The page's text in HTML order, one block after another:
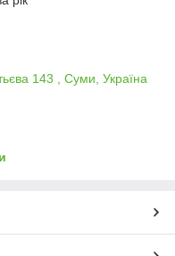
143 , Суми, Україна